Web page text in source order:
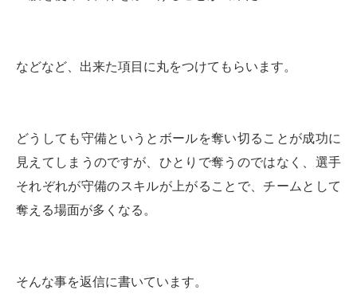
などなど、出来た項目に丸をつけてもらいます。
どうしても守備というとボールを奪い切ることが成功に
見えてしまうのですが、ひとりで奪うのではなく、選手
それぞれが守備のスキルが上がることで、チームとして
奪える場面が多くなる。
そんな事を返信に書いています。